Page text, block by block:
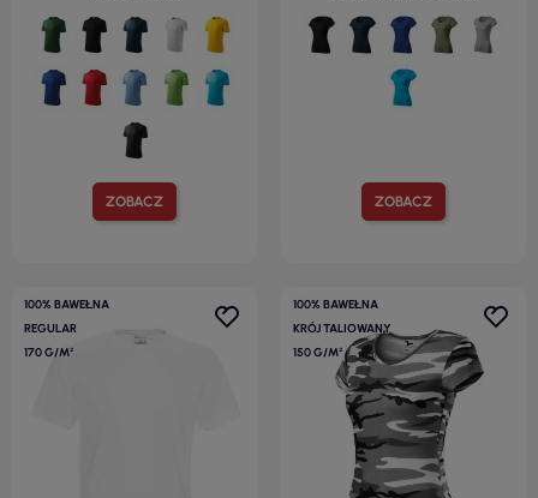
ZOBACZ ZOBACZ
100% BAWEŁNA
REGULAR
170 G/M²
100% BAWEŁNA
KRÓJ TALIOWANY
150 G/M²